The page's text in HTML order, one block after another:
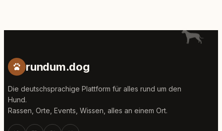
rundum.dog
Die deutschsprachige Plattform für alles rund um den
Hund.
Rassen, Orte, Events, Wissen, alles an einem Ort.